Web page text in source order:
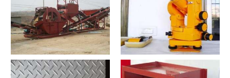
洗沙机？洗沙机2021价格和图
文详情
经纬仪？经纬仪2021价格和图
文详情